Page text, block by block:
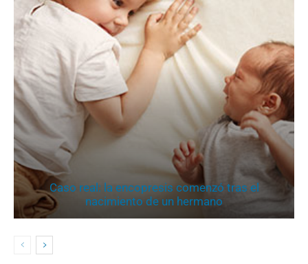
Caso real: la encopresis comenzó tras el
nacimiento de un hermano